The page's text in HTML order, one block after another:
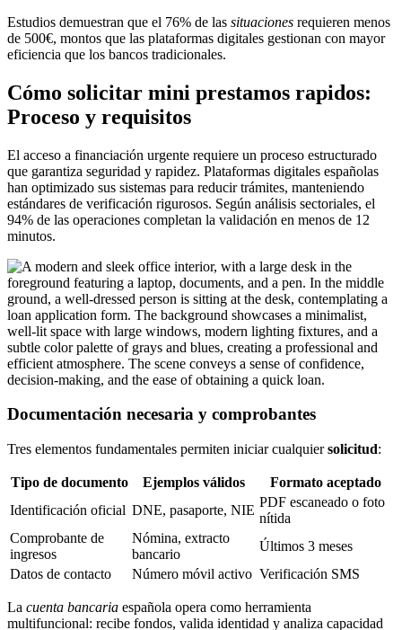
Estudios demuestran que el 76% de las situaciones requieren menos
de 500€, montos que las plataformas digitales gestionan con mayor
eficiencia que los bancos tradicionales.
Cómo solicitar mini prestamos rapidos:
Proceso y requisitos
El acceso a financiación urgente requiere un proceso estructurado
que garantiza seguridad y rapidez. Plataformas digitales españolas
han optimizado sus sistemas para reducir trámites, manteniendo
estándares de verificación rigurosos. Según análisis sectoriales, el
94% de las operaciones completan la validación en menos de 12
minutos.
Documentación necesaria y comprobantes
Tres elementos fundamentales permiten iniciar cualquiersolicitud:
Tipo de documento Ejemplos válidos
Formato aceptado
Identificación oficial DNE, pasaporte, NIE
PDF escaneado o foto
nítida
Comprobante de
ingresos
Nómina, extracto
bancario
Últimos 3 meses
Datos de contacto
Número móvil activo Verificación SMS
La cuenta bancaria española opera como herramienta
multifuncional: recibe fondos, valida identidad y analiza capacidad